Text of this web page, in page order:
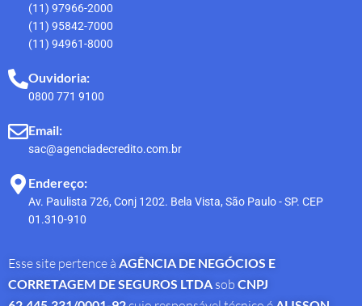
(11) 97966-2000
(11) 95842-7000
(11) 94961-8000
Ouvidoria:
0800 771 9100
Email:
sac@agenciadecredito.com.br
Endereço:
Av. Paulista 726, Conj 1202. Bela Vista, São Paulo - SP. CEP
01.310-910
Esse site pertence à AGÊNCIA DE NEGÓCIOS E
CORRETAGEM DE SEGUROS LTDA sob CNPJ